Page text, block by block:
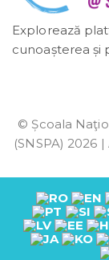
Explorează
cunoașterea și
© Școala
(SNSPA) 2026